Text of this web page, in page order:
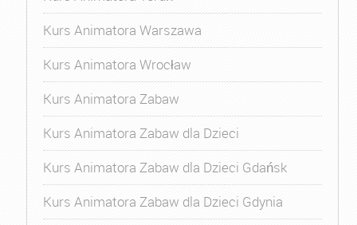
Kurs Animatora Warszawa
Kurs Animatora Wrocław
Kurs Animatora Zabaw
Kurs Animatora Zabaw dla Dzieci
Kurs Animatora Zabaw dla Dzieci Gdańsk
Kurs Animatora Zabaw dla Dzieci Gdynia